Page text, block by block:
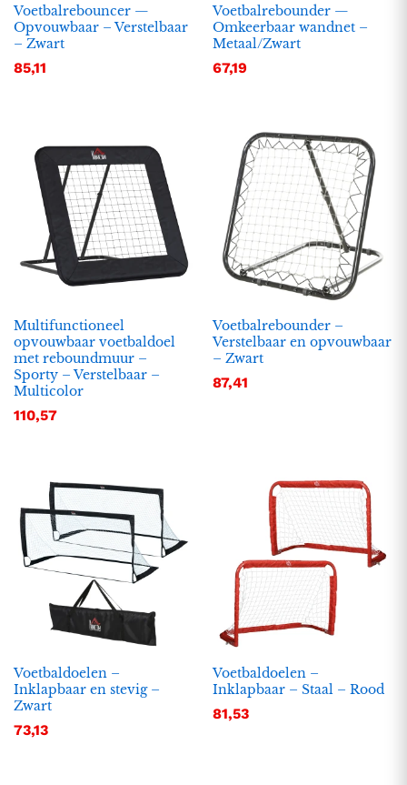
Voetbalrebouncer —
Opvouwbaar – Verstelbaar
– Zwart
85,11
Voetbalrebounder —
Omkeerbaar wandnet –
Metaal/Zwart
67,19
Multifunctioneel
opvouwbaar voetbaldoel
met reboundmuur –
Sporty – Verstelbaar –
Multicolor
110,57
Voetbalrebounder –
Verstelbaar en opvouwbaar
– Zwart
87,41
Voetbaldoelen –
Inklapbaar en stevig –
Zwart
73,13
Voetbaldoelen –
Inklapbaar – Staal – Rood
81,53